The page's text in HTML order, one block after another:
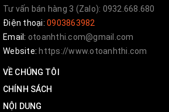
các chi tiết logo, nâng cấp bộ mâm 21
Mặc dù trông có vẻ đơn giản nhưng việc độ
nhiều công đoạn và vấn đề phát sinh khi
nhiều ở tay nghề, sự tỉ mỉ lành nghề của
đời một phiên bản nâng cấp khá hoàn hảo.
Tư vấn bán hàng 3 (Zalo): 0932.668.680
Điện thoại: 0903863982
Email: otoanhthi.com@gmail.com
Website: https://www.otoanhthi.com
VỀ CHÚNG TÔI
CHÍNH SÁCH
NỘI DUNG